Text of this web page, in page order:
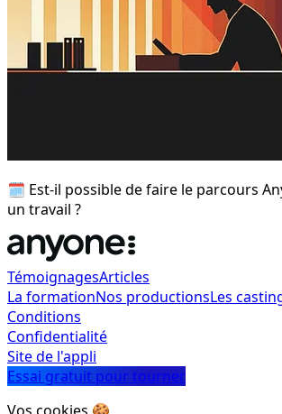
🗓️ Est-il possible de faire le parcours
un travail ?
TémoignagesArticles
La formationNos productionsLes
Conditions
Confidentialité
Site de l'appli
Essai gratuit pour tourner